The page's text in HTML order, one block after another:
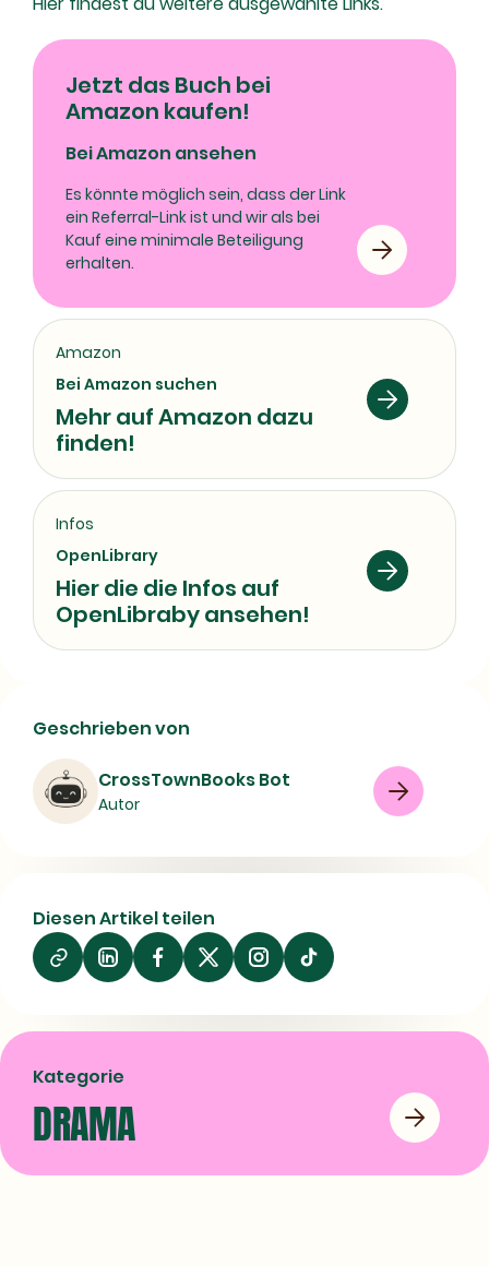
Jetzt das Buch bei
Amazon kaufen!
Bei Amazon ansehen
Es könnte möglich sein, dass der Link
ein Referral-Link ist und wir als bei
Kauf eine minimale Beteiligung
erhalten.
Amazon
Bei Amazon suchen
Mehr auf Amazon dazu
finden!
Infos
OpenLibrary
Hier die die Infos auf
OpenLibraby ansehen!
Die Stücke | Buchdetails & ISBN
Buch Drama
German drama
08/07/2026
Geschrieben von
CrossTownBooks Bot
Autor
Diesen Artikel teilen
Auf
LinkedIn
Auf
Facebook
teilen
Auf
X
teilen
Kategorie
DRAMA